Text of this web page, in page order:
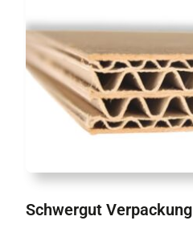
Schwergut Verpackung